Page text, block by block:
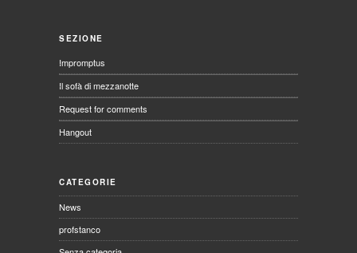
SEZIONE
Impromptus
Il sofà di mezzanotte
Request for comments
Hangout
CATEGORIE
News
profstanco